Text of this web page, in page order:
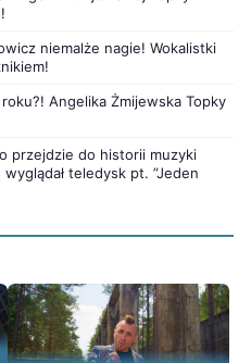
niemalże nagie! Wokalistki
Angelika Żmijewska Topky
przejdzie do historii muzyki
teledysk pt. ”Jeden